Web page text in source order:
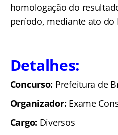
homologação do
período, mediante ato do
Detalhes:
Concurso: Prefeitura de
Organizador: Exame
Cargo: Diversos